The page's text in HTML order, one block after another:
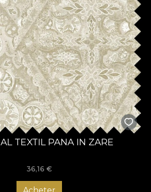
TEXTIL PANA IN ZARE
36,16 €